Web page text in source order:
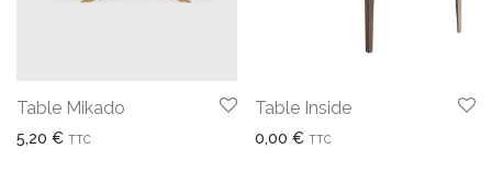
Table Mikado
5,20 € TTC
Table Inside
0,00 € TTC